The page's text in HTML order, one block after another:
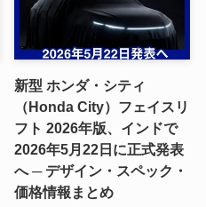
新型 ホンダ・シティ
（Honda City）フェイスリ
フト 2026年版、インドで
2026年5月22日に正式発表
へ ─ デザイン・スペック・
価格情報まとめ